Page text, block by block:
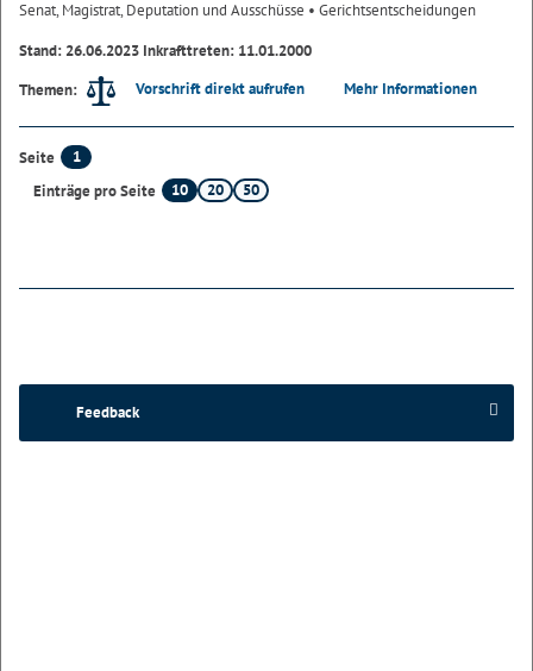
Senat, Magistrat, Deputation und Ausschüsse • Gerichtsentscheidungen
Stand: 26.06.2023 Inkrafttreten: 11.01.2000
Themen:
Vorschrift direkt aufrufen Mehr Informationen
Seite
1
Einträge pro Seite
10 20 50
Feedback